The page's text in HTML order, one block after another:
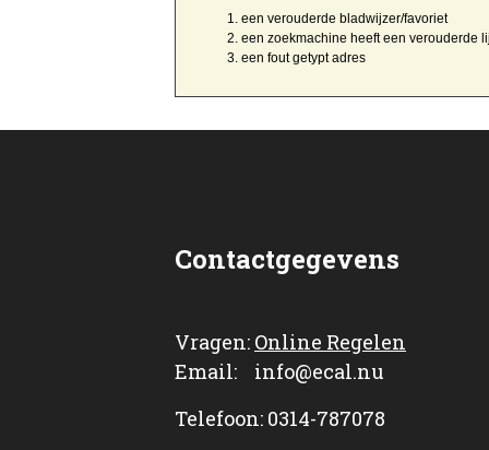
een verouderde bladwijzer/favoriet
een zoekmachine heeft een verouderde
een fout getyptadres
Contactgegevens
Vragen: Online Regelen
Email: info@ecal.nu
Telefoon: 0314-787078